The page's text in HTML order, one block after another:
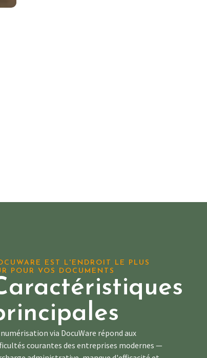
EST L'ENDROIT LE PLUS
POUR VOS DOCUMENTS
numérisation via DocuWare répond aux
courantes des entreprises modernes —